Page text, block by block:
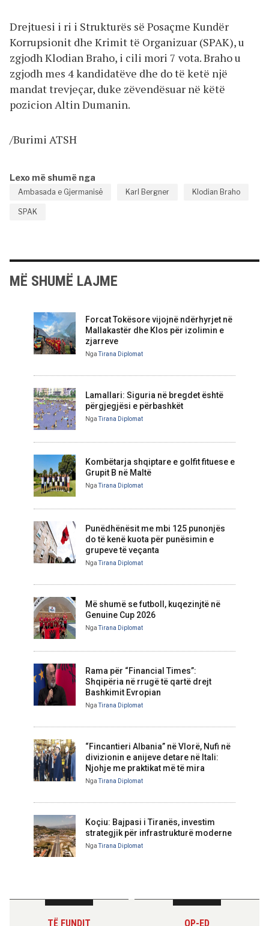
Drejtuesi i ri i Strukturës së Posaçme Kundër
Korrupsionit dhe Krimit të Organizuar (SPAK), u
zgjodh Klodian Braho, i cili mori 7 vota. Braho u
zgjodh mes 4 kandidatëve dhe do të ketë një
mandat trevjeçar, duke zëvendësuar në këtë
pozicion Altin Dumanin.
/Burimi ATSH
Lexo më shumë nga
Ambasada e Gjermanisë Karl Bergner Klodian Braho
SPAK
MË SHUMË LAJME
Forcat Tokësore vijojnë ndërhyrjet në
Mallakastër dhe Klos për izolimin e
zjarreve
Nga Tirana Diplomat
Lamallari: Siguria në bregdet është
përgjegjësi e përbashkët
Nga Tirana Diplomat
Kombëtarja shqiptare e golfit fituese e
Grupit B në Maltë
Nga Tirana Diplomat
Punëdhënësit me mbi 125 punonjës
do të kenë kuota për punësimin e
grupeve të veçanta
Nga Tirana Diplomat
Më shumë se futboll, kuqezinjtë në
Genuine Cup 2026
Nga Tirana Diplomat
Rama për “Financial Times”:
Shqipëria në rrugë të qartë drejt
Bashkimit Evropian
Nga Tirana Diplomat
“Fincantieri Albania” në Vlorë, Nufi në
divizionin e anijeve detare në Itali:
Njohje me praktikat më të mira
Nga Tirana Diplomat
Koçiu: Bajpasi i Tiranës, investim
strategjik për infrastrukturë moderne
Nga Tirana Diplomat
TË FUNDIT OP-ED